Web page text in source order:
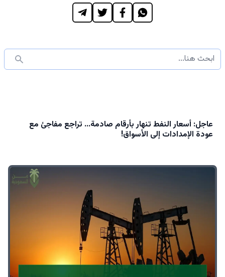
عاجل: أسعار النفط تنهار بأرقام صادمة... تراجع مفاجئ مع
عودة الإمدادات إلى الأسواق!